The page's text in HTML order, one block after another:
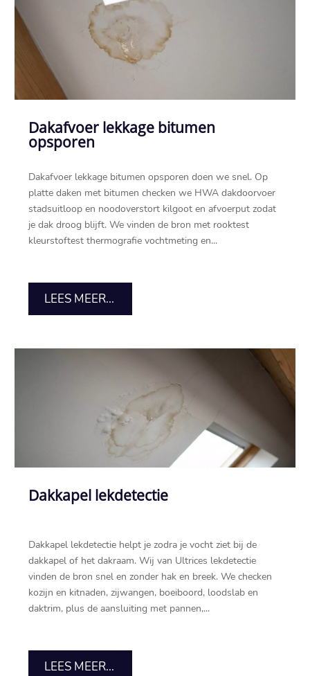
Dakafvoer lekkage bitumen
opsporen
Dakafvoer lekkage bitumen opsporen doen we snel.​ Op
platte daken met bitumen checken we HWA dakdoorvoer
stadsuitloop en noodoverstort kilgoot en afvoerput zodat
je dak droog blijft.​ We vinden de bron met rooktest
kleurstoftest thermografie vochtmeting en...
LEES MEER...
Dakkapel lekdetectie
Dakkapel lekdetectie helpt je zodra je vocht ziet bij de
dakkapel of het dakraam.​ Wij van Ultrices lekdetectie
vinden de bron snel en zonder hak en breek.​ We checken
kozijn en kitnaden, zijwangen, boeiboord, loodslab en
daktrim, plus de aansluiting met pannen,...
LEES MEER...